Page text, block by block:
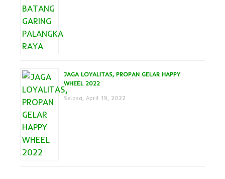
JAGA LOYALITAS, PROPAN GELAR HAPPY
WHEEL 2022
Selasa, April 19, 2022